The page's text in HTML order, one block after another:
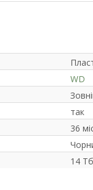
WD
так
36
14 Тб